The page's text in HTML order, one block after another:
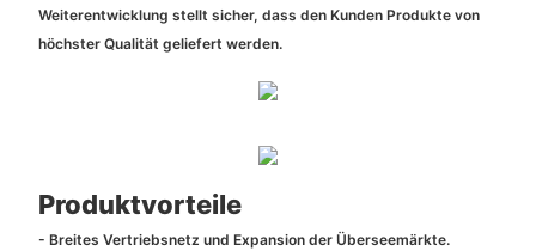
Weiterentwicklung stellt sicher, dass den Kunden Produkte von
höchster Qualität geliefert werden.
Produktvorteile
- Breites Vertriebsnetz und Expansion der Überseemärkte.